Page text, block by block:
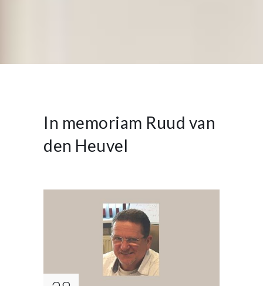
In memoriam Ruud van
den Heuvel